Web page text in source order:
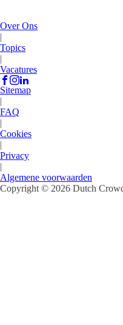
Over Ons
|
Topics
|
Vacatures
Sitemap
|
FAQ
|
Cookies
|
Privacy
|
Algemene voorwaarden
Copyright © 2026 Dutch